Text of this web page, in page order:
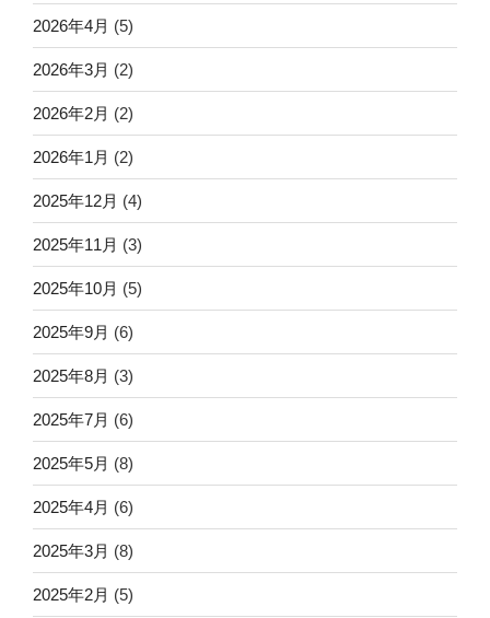
2026年4月 (5)
2026年3月 (2)
2026年2月 (2)
2026年1月 (2)
2025年12月 (4)
2025年11月 (3)
2025年10月 (5)
2025年9月 (6)
2025年8月 (3)
2025年7月 (6)
2025年5月 (8)
2025年4月 (6)
2025年3月 (8)
2025年2月 (5)